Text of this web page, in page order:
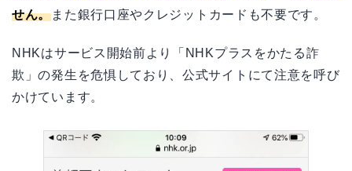
せん。また銀行口座やクレジットカードも不要です。
NHKはサービス開始前より「NHKプラスをかたる詐
欺」の発生を危惧しており、公式サイトにて注意を呼び
かけています。